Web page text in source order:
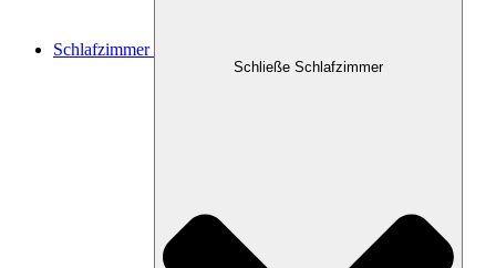
Schlafzimmer
Schließe Schlafzimmer